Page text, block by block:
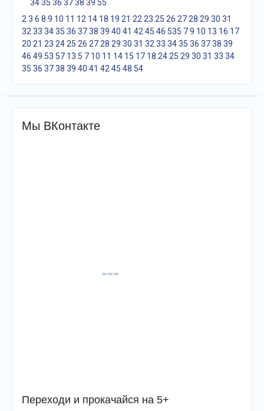
34 35 36 37 38 39 55
2 3 6 8 9 10 11 12 14 18 19 21 22 23 25 26 27 28 29 30 31
32 33 34 35 36 37 38 39 40 41 42 45 46 535 7 9 10 13 16 17
20 21 23 24 25 26 27 28 29 30 31 32 33 34 35 36 37 38 39
46 49 53 57 13 5 7 10 11 14 15 17 18 24 25 29 30 31 33 34
35 36 37 38 39 40 41 42 45 48 54
Мы ВКонтакте
Переходи и прокачайся на 5+